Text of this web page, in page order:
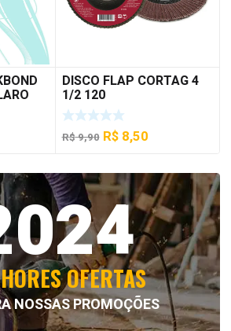
18,99.
DISCO FLAP CORTAG 4
1/2 120
R$9,90 O
original
era:
R$ 9,90.
R$8,50O
atual
é:
R$ 8,50.
OFERTAS
NOSSAS PROMOÇÕES